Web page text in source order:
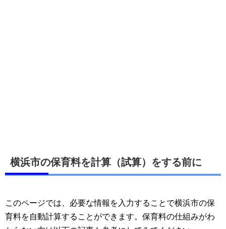
横浜市の保育料を計算（試算）をする前に
このページでは、必要な情報を入力することで横浜市の保
育料を自動計算することができます。保育料の仕組みがわ